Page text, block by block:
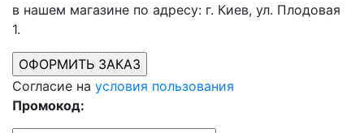
в нашем магазине по адресу: г. Киев, ул. Плодовая
1.
Согласие на условия пользования
Промокод: